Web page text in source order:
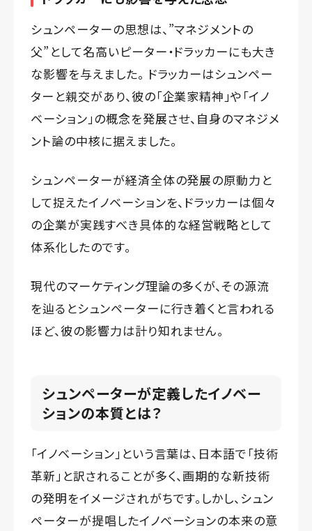
シュンペーターの思想は、”マネジメントの
父”として名高いピーター・ドラッカーにも大き
な影響を与えました。 ドラッカーはシュンペー
ターと親交があり、彼の「企業家精神」や「イノ
ベーション」の概念を発展させ、自身のマネジメ
ント論の中核に据えました。
シュンペーターが経済全体の発展の原動力と
して捉えたイノベーションを、ドラッカーは個々
の企業が実践すべき具体的な経営戦略として
体系化したのです。
現代のマーケティング理論の多くが、その源流
を辿るとシュンペーターに行き着くと言われる
ほど、彼の影響力は計り知れません。
シュンペーターが定義したイノベー
ションの本質とは？
「イノベーション」という言葉は、日本語で「技術
革新」と訳されることが多く、画期的な新技術
の発明をイメージされがちです。しかし、シュン
ペーターが提唱したイノベーションの本来の意